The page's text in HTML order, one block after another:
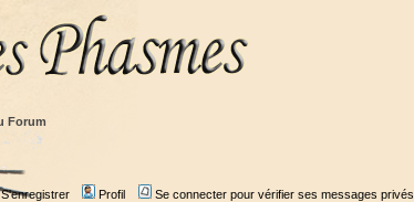
Forum
S'enregistrer Profil Se connecter pour vérifier ses messages privés